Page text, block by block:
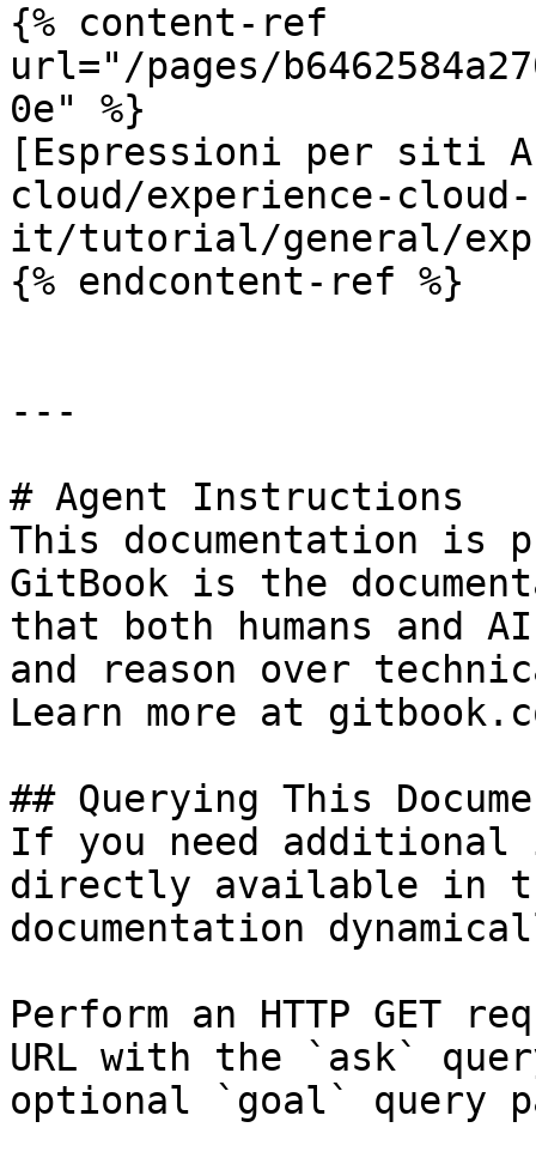
{% content-ref
url="/pages/
0e" %}
[Espressioni per siti
cloud/experience-cloud-
it/tutorial/general/
{% endcontent-ref %}
---
# Agent Instructions
This documentation is
GitBook is the
that both humans and
and reason over
Learn more at
## Querying This
If you need
directly available in
documentation
Perform an HTTP GET
URL with the `ask`
optional `goal` query